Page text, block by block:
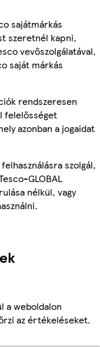
sajátmárkás
szeretnél kapni,
vevőszolgálatával,
saját márkás
rendszeresen
felelősséget
azonban a jogaidat
szolgál,
GLOBAL
nélkül, vagy
a weboldalon
az értékeléseket.